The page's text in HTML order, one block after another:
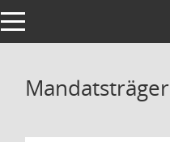
Toggle navigation
Mandatsträger